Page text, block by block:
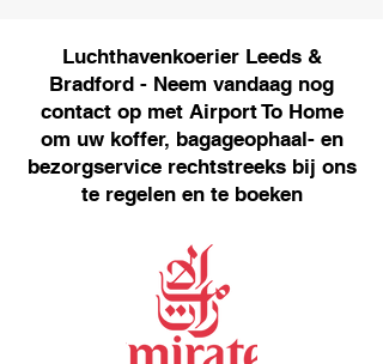
Luchthavenkoerier Leeds &
Bradford - Neem vandaag nog
contact op met Airport To Home
om uw koffer, bagageophaal- en
bezorgservice rechtstreeks bij ons
te regelen en te boeken